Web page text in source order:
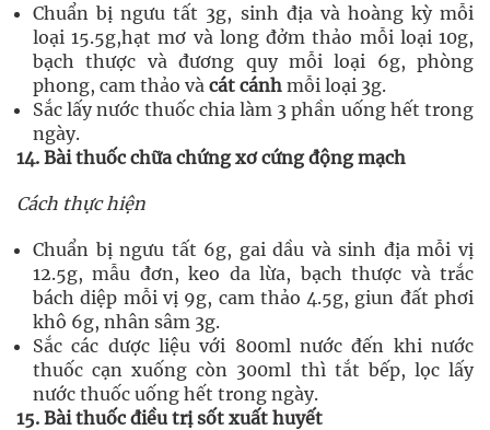
Chuẩn bị ngưu tất 3g, sinh địa và hoàng kỳ mỗi
loại 15.5g,hạt mơ và long đởm thảo mỗi loại 10g,
bạch thược và đương quy mỗi loại 6g, phòng
phong, cam thảo và cát cánh mỗi loại 3g.
Sắc lấy nước thuốc chia làm 3 phần uống hết trong
ngày.
14. Bài thuốc chữa chứng xơ cứng động mạch
Cách thực hiện
Chuẩn bị ngưu tất 6g, gai dầu và sinh địa mỗi vị
12.5g, mẫu đơn, keo da lừa, bạch thược và trắc
bách diệp mỗi vị 9g, cam thảo 4.5g, giun đất phơi
khô 6g, nhân sâm 3g.
Sắc các dược liệu với 800ml nước đến khi nước
thuốc cạn xuống còn 300ml thì tắt bếp, lọc lấy
nước thuốc uống hết trong ngày.
15. Bài thuốc điều trị sốt xuất huyết